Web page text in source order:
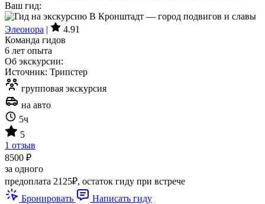
Ваш гид:
Элеонора |
4.91
Команда гидов
6 лет опыта
Об экскурсии:
Источник: Трипстер
групповая экскурсия
на авто
5ч
5
1 отзыв
8500 ₽
за одного
предоплата 2125₽, остаток гиду при встрече
Бронировать
Написать гиду